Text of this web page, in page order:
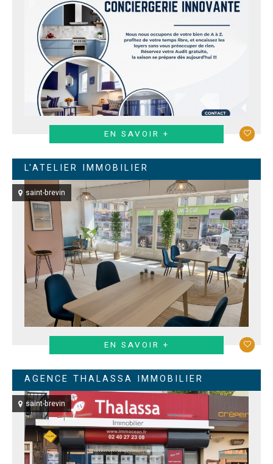
EN SAVOIR +
L'ATELIER IMMOBILIER
saint-brevin
EN SAVOIR +
AGENCE THALASSA IMMOBILIER
saint-brevin